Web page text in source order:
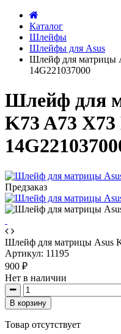
Каталог
Шлейфы
Шлейфы для Asus
Шлейф для матрицы
14G221037000
Шлейф для
K73 A73
Предзаказ
Шлейф для матрицы Asus
Артикул: 11195
900 ₽
Нет в наличии
В корзину
Товар отсутствует